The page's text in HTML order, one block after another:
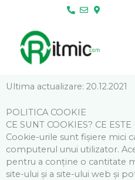
content
Ultima actualizare: 20.12.2021
POLITICA COOKIE
CE SUNT COOKIES? CE
Cookie-urile sunt fișiere mici
computerul unui utilizator.
pentru a conține o cantitate
site-ului și a site-ului web și